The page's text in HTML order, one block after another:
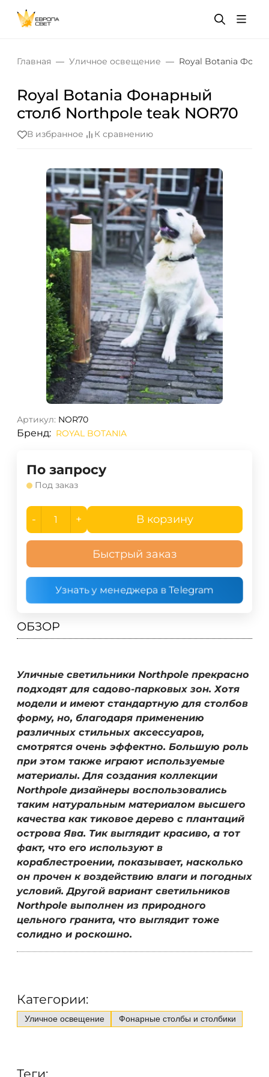
Главная Уличное освещение Royal Botania
Royal Botania Фонарный
столб Northpole teak NOR70
В избранное К сравнению
Артикул: NOR70
Бренд: ROYAL BOTANIA
По запросу
Под заказ
- + В корзину
Быстрый заказ
Узнать у менеджера в Telegram
ОБЗОР
Уличные светильники Northpole прекрасно
подходят для садово-парковых зон. Хотя
модели и имеют стандартную для столбов
форму, но, благодаря применению
различных стильных аксессуаров,
смотрятся очень эффектно. Большую роль
при этом также играют используемые
материалы. Для создания коллекции
Northpole дизайнеры воспользовались
таким натуральным материалом высшего
качества как тиковое дерево с плантаций
острова Ява. Тик выглядит красиво, а тот
факт, что его используют в
кораблестроении, показывает, насколько
он прочен к воздействию влаги и погодных
условий. Другой вариант светильников
Northpole выполнен из природного
цельного гранита, что выглядит тоже
солидно и роскошно.
Категории:
Уличное освещение Фонарные столбы и столбики
Теги: